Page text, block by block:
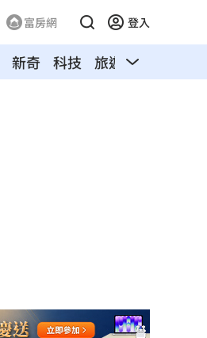
富房網 登入
新奇 科技 旅遊 汽車